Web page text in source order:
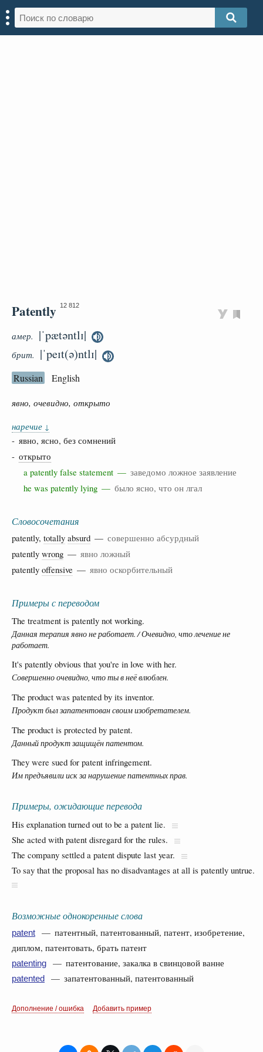
Patently 12 812
амер. |ˈpætəntlɪ|
брит. |ˈpeɪt(ə)ntlɪ|
Russian English
явно, очевидно, открыто
наречие ↓
- явно, ясно, без сомнений
- открыто
a patently false statement — заведомо ложное заявление
he was patently lying — было ясно, что он лгал
Словосочетания
patently, totally absurd — совершенно абсурдный
patently wrong — явно ложный
patently offensive — явно оскорбительный
Примеры с переводом
The treatment is patently not working.
Данная терапия явно не работает. / Очевидно, что лечение не
работает.
It's patently obvious that you're in love with her.
Совершенно очевидно, что ты в неё влюблен.
The product was patented by its inventor.
Продукт был запатентован своим изобретателем.
The product is protected by patent.
Данный продукт защищён патентом.
They were sued for patent infringement.
Им предъявили иск за нарушение патентных прав.
Примеры, ожидающие перевода
His explanation turned out to be a patent lie.
She acted with patent disregard for the rules.
The company settled a patent dispute last year.
To say that the proposal has no disadvantages at all is patently untrue.
Возможные однокоренные слова
patent
— патентный, патентованный, патент, изобретение,
диплом, патентовать, брать патент
patenting — патентование, закалка в свинцовой ванне
patented — запатентованный, патентованный
Дополнение / ошибка Добавить пример